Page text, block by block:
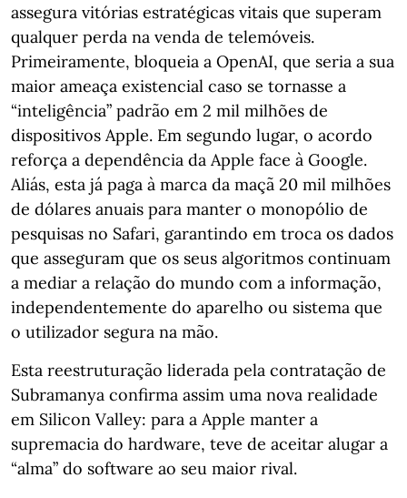
assegura vitórias estratégicas vitais que superam
qualquer perda na venda de telemóveis.
Primeiramente, bloqueia a OpenAI, que seria a sua
maior ameaça existencial caso se tornasse a
“inteligência” padrão em 2 mil milhões de
dispositivos Apple. Em segundo lugar, o acordo
reforça a dependência da Apple face à Google.
Aliás, esta já paga à marca da maçã 20 mil milhões
de dólares anuais para manter o monopólio de
pesquisas no Safari, garantindo em troca os dados
que asseguram que os seus algoritmos continuam
a mediar a relação do mundo com a informação,
independentemente do aparelho ou sistema que
o utilizador segura na mão.
Esta reestruturação liderada pela contratação de
Subramanya confirma assim uma nova realidade
em Silicon Valley: para a Apple manter a
supremacia do hardware, teve de aceitar alugar a
“alma” do software ao seu maior rival.